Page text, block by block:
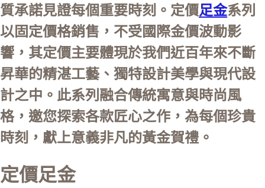
質承諾見證每個重要時刻。定價足金系列
以固定價格銷售，不受國際金價波動影
響，其定價主要體現於我們近百年來不斷
昇華的精湛工藝、獨特設計美學與現代設
計之中。此系列融合傳統寓意與時尚風
格，邀您探索各款匠心之作，為每個珍貴
時刻，獻上意義非凡的黃金賀禮。
定價足金